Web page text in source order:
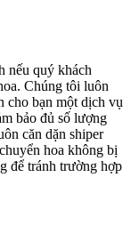
nếu quý khách
Chúng tôi luôn
cho bạn một dịch vụ
bảo đủ số lượng
căn dặn shiper
hoa không bị
để tránh trường hợp